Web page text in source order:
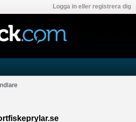
Logga in eller registrera dig